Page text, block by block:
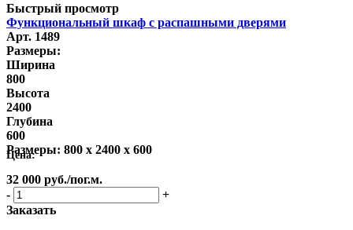
Быстрый просмотр
Функциональный шкаф с распашными дверями
Арт. 1489
Размеры:
Ширина
800
Высота
2400
Глубина
600
Размеры: 800 x 2400 x 600
Цена:
32 000 руб./пог.м.
-
+
Заказать